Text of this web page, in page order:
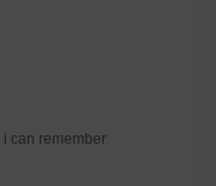
can remember